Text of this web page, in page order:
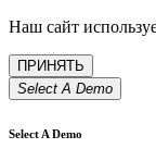
Наш сайт
Select A Demo
Select A Demo